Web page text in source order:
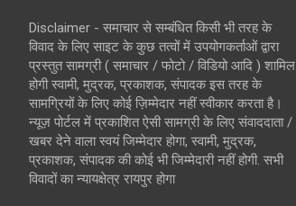
Disclaimer - समाचार से सम्बंधित किसी भी तरह के
विवाद के लिए साइट के कुछ तत्वों में उपयोगकर्ताओं द्वारा
प्रस्तुत सामग्री ( समाचार / फोटो / विडियो आदि ) शामिल
होगी स्वामी, मुद्रक, प्रकाशक, संपादक इस तरह के
सामग्रियों के लिए कोई ज़िम्मेदार नहीं स्वीकार करता है।
न्यूज़ पोर्टल में प्रकाशित ऐसी सामग्री के लिए संवाददाता /
खबर देने वाला स्वयं जिम्मेदार होगा, स्वामी, मुद्रक,
प्रकाशक, संपादक की कोई भी जिम्मेदारी नहीं होगी. सभी
विवादों का न्यायक्षेत्र रायपुर होगा